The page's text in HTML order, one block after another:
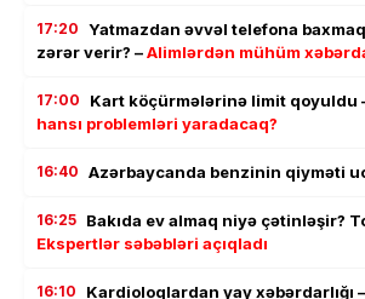
17:20 Yatmazdan əvvəl telefona
zərər verir? –Alimlərdən mühüm
17:00 Kart köçürmələrinə limit qoyuldu
hansı problemləri yaradacaq?
16:40 Azərbaycanda benzinin qiyməti
16:25 Bakıda ev almaq niyə çətinləşir?
Ekspertlər səbəbləri açıqladı
16:10 Kardioloqlardan yay xəbərdarlığı –